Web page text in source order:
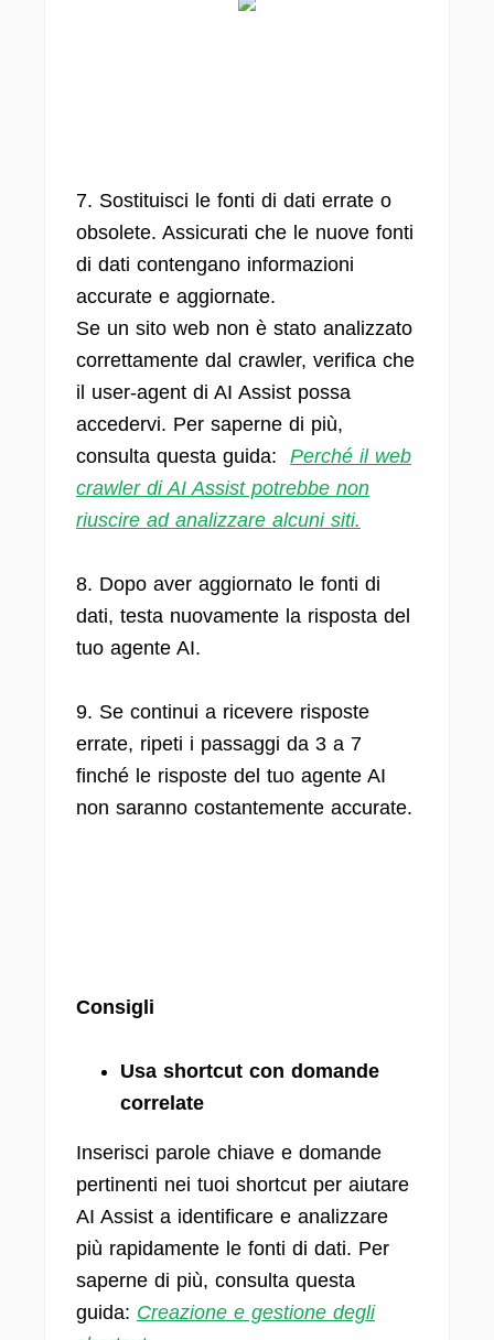
7. Sostituisci le fonti di dati errate o
obsolete. Assicurati che le nuove fonti
di dati contengano informazioni
accurate e aggiornate.
Se un sito web non è stato analizzato
correttamente dal crawler, verifica che
il user-agent di AI Assist possa
accedervi. Per saperne di più,
consulta questa guida: Perché il web
crawler di AI Assist potrebbe non
riuscire ad analizzare alcuni siti.
8. Dopo aver aggiornato le fonti di
dati, testa nuovamente la risposta del
tuo agente AI.
9. Se continui a ricevere risposte
errate, ripeti i passaggi da 3 a 7
finché le risposte del tuo agente AI
non saranno costantemente accurate.
Consigli
Usa shortcut con domande
correlate
Inserisci parole chiave e domande
pertinenti nei tuoi shortcut per aiutare
AI Assist a identificare e analizzare
più rapidamente le fonti di dati. Per
saperne di più, consulta questa
guida: Creazione e gestione degli